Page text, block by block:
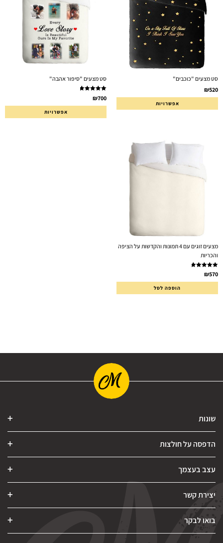
סט מצעים "כוכבים"
₪520
אפשרויות
סט מצעים "סיפור אהבה"
דורג5.00
₪700
אפשרויות
מצעים זוגים עם 4 תמונות והקדשות על הציפה
והכריות
דורג5.00
₪570
הוספה לסל
שונות
הדפסה על חולצות
עצב בעצמך
יצירת קשר
בואו לבקר